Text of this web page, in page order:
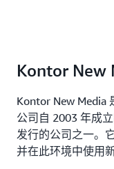
Kontor New
Kontor New Media
公司自 2003 年成
发行的公司之一。
并在此环境中使用